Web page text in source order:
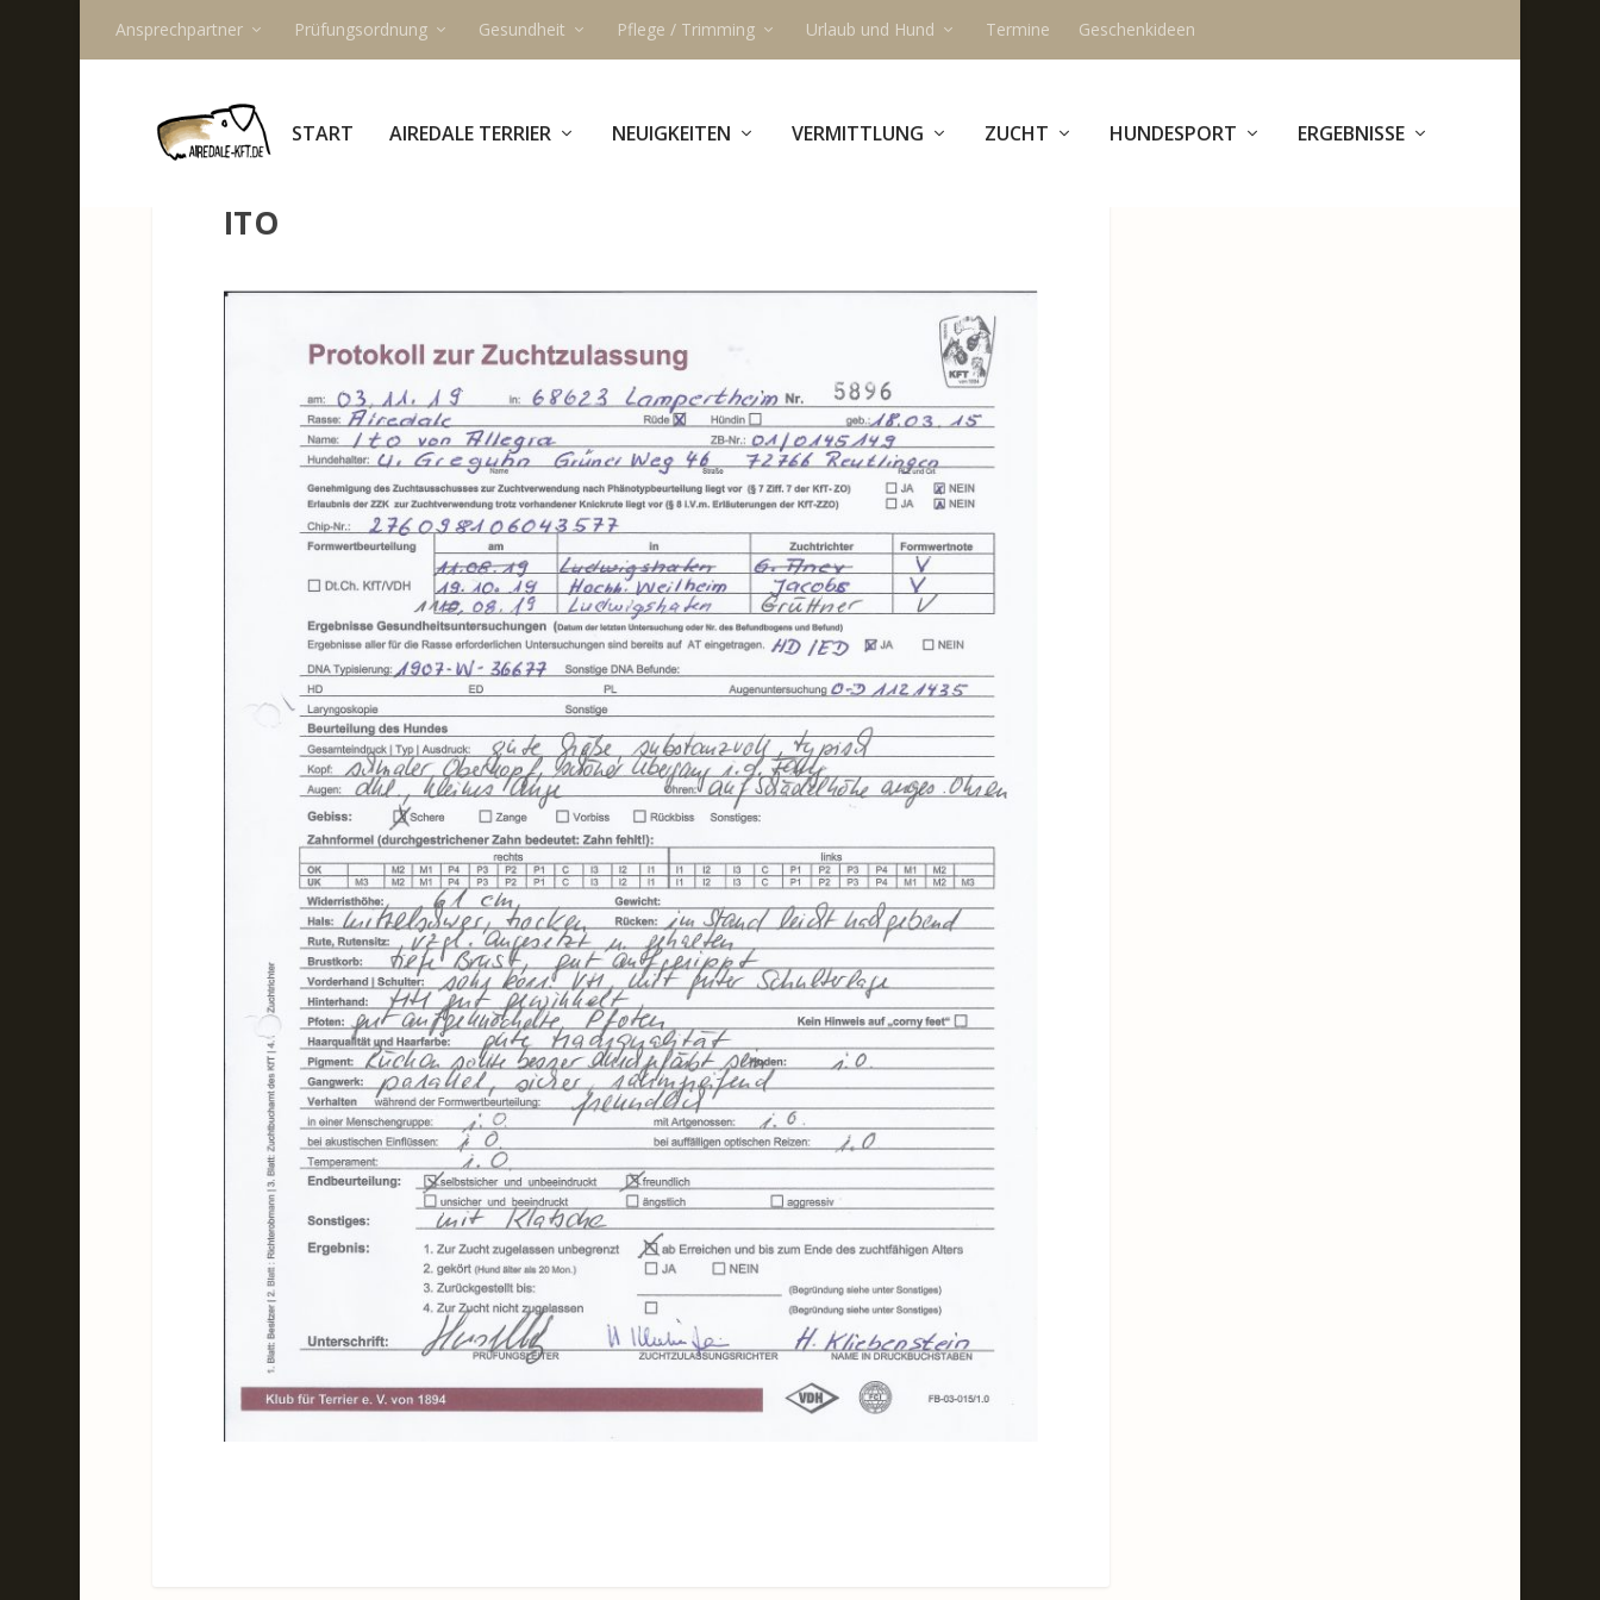
Ansprechpartner Prüfungsordnung Gesundheit Pflege / Trimming Urlaub und Hund Termine Geschenkideen
START AIREDALE TERRIER NEUIGKEITEN VERMITTLUNG ZUCHT HUNDESPORT ERGEBNISSE
ITO